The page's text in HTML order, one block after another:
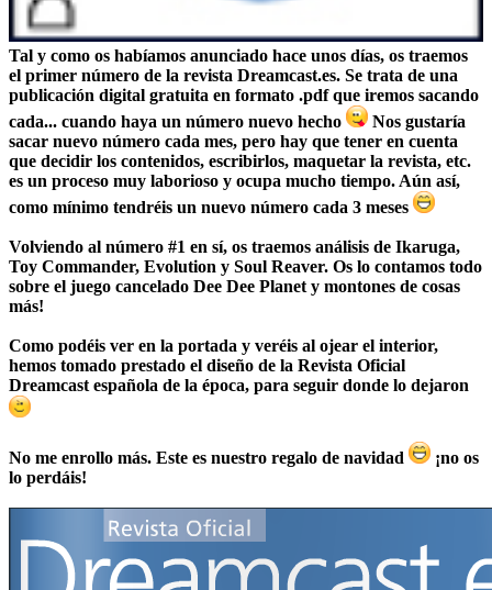
Tal y como os habíamos anunciado hace unos días, os traemos
el primer número de la revista Dreamcast.es. Se trata de una
publicación digital gratuita en formato .pdf que iremos sacando
cada... cuando haya un número nuevo hecho
Nos gustaría
sacar nuevo número cada mes, pero hay que tener en cuenta
que decidir los contenidos, escribirlos, maquetar la revista, etc.
es un proceso muy laborioso y ocupa mucho tiempo. Aún así,
como mínimo tendréis un nuevo número cada 3 meses
Volviendo al número #1 en sí, os traemos análisis de Ikaruga,
Toy Commander, Evolution y Soul Reaver. Os lo contamos todo
sobre el juego cancelado Dee Dee Planet y montones de cosas
más!
Como podéis ver en la portada y veréis al ojear el interior,
hemos tomado prestado el diseño de la Revista Oficial
Dreamcast española de la época, para seguir donde lo dejaron
No me enrollo más. Este es nuestro regalo de navidad
¡no os
lo perdáis!